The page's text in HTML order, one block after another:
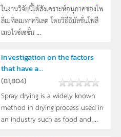
ในงานวิจัยนี้ได้สังเคราะห์อนุภาคของโพ
ลีเมทิลเมทาคริเลต โดยวิธีอิมัลชั่นโพลี
เมอไรซ์เซชั่น ...
Investigation on the factors
that have a...
(81,804)
Spray drying is a widely known
method in drying process used in
an industry such as food and ...